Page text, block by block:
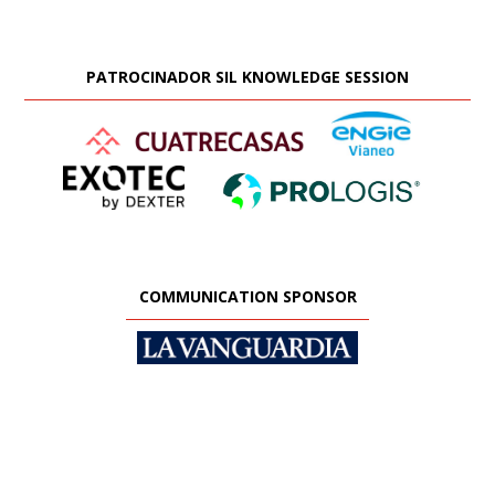
PATROCINADOR SIL KNOWLEDGE SESSION
COMMUNICATION SPONSOR